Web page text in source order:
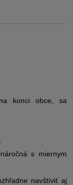
konci obce, sa
s miernym
navštíviť aj